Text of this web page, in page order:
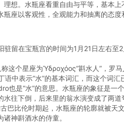
想。水瓶座看重自由与平等，基本
座以客观性，全观能力和抽离的态度
留在宝瓶宫的时间为1月21日左右至
这个星座为Ὑδροχόος“斟水人”，罗
中表示“水”的基本词汇，而这个词汇
是“水”的意思。水瓶座的象征是一
往下倒，后来里的翁水演变成了两道
巴比伦时期起，水瓶座的轮廓就被天
神斟酒水的侍童。